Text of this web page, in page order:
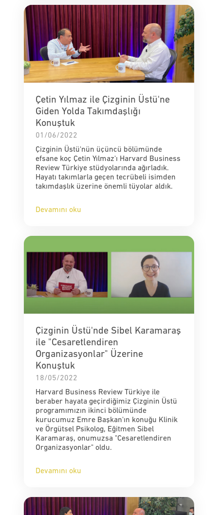
Çetin Yılmaz ile Çizginin Üstü'ne
Giden Yolda Takımdaşlığı
Konuştuk
01/06/2022
Çizginin Üstü'nün üçüncü bölümünde
efsane koç Çetin Yılmaz'ı Harvard Business
Review Türkiye stüdyolarında ağırladık.
Hayatı takımlarla geçen tecrübeli isimden
takımdaşlık üzerine önemli tüyolar aldık.
Devamını oku
Çizginin Üstü'nde Sibel Karamaraş
ile "Cesaretlendiren
Organizasyonlar" Üzerine
Konuştuk
18/05/2022
Harvard Business Review Türkiye ile
beraber hayata geçirdiğimiz Çizginin Üstü
programımızın ikinci bölümünde
kurucumuz Emre Başkan'ın konuğu Klinik
ve Örgütsel Psikolog, Eğitmen Sibel
Karamaraş, onumuzsa "Cesaretlendiren
Organizasyonlar" oldu.
Devamını oku